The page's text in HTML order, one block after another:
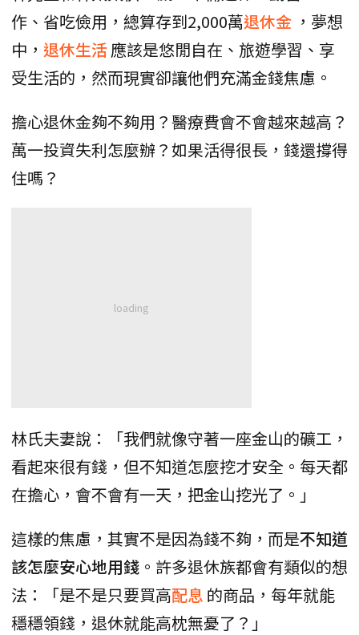
作、省吃儉用，總算存到2,000萬退休金 ，夢想
中， 退休生活應該是悠閒自在、旅遊學習、享
受生活的，然而現實卻讓他們充滿金錢焦慮。
擔心退休金夠不夠用？醫療費會不會越來越高？
萬一投資失利怎麼辦？如果活得很長，錢還撐得
住嗎？
林氏夫妻說：「我們就像守著一座金山的礦工，
看起來很有錢，但不知道怎麼挖才安全。每天都
在擔心，會不會有一天，把金山挖光了。」
這樣的焦慮，其實不是因為錢不夠，而是不知道
該怎麼安心地用錢 。許多退休族都會有類似的想
法：「是不是只要買高配息 的商品，每年就能
穩穩領錢，退休就能高枕無憂了？」